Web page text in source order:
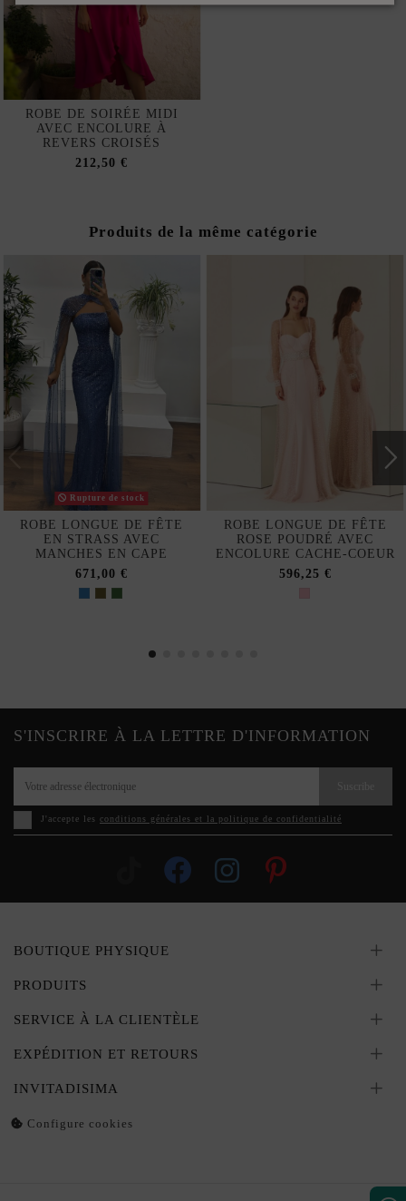
ROBE DE SOIRÉE MIDI
AVEC ENCOLURE À
REVERS CROISÉS
212,50 €
Produits de la même catégorie
Rupture de stock
ROBE LONGUE DE FÊTE
EN STRASS AVEC
MANCHES EN CAPE
671,00 €
ROBE LONGUE DE FÊTE
ROSE POUDRÉ AVEC
ENCOLURE CACHE-COEUR
596,25 €
S'INSCRIRE À LA LETTRE D'INFORMATION
J'accepte les conditions générales et la politique de confidentialité
BOUTIQUE PHYSIQUE
PRODUITS
SERVICE À LA CLIENTÈLE
EXPÉDITION ET RETOURS
INVITADISIMA
Configure cookies